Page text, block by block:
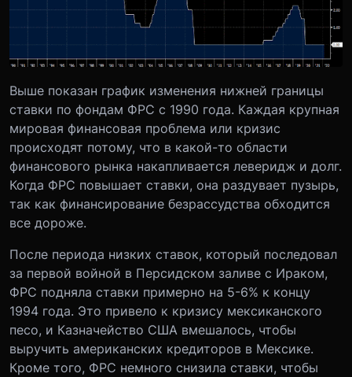
Выше показан график изменения нижней границы
ставки по фондам ФРС с 1990 года. Каждая крупная
мировая финансовая проблема или кризис
происходят потому, что в какой-то области
финансового рынка накапливается леверидж и долг.
Когда ФРС повышает ставки, она раздувает пузырь,
так как финансирование безрассудства обходится
все дороже.
После периода низких ставок, который последовал
за первой войной в Персидском заливе с Ираком,
ФРС подняла ставки примерно на 5-6% к концу
1994 года. Это привело к кризису мексиканского
песо, и Казначейство США вмешалось, чтобы
выручить американских кредиторов в Мексике.
Кроме того, ФРС немного снизила ставки, чтобы